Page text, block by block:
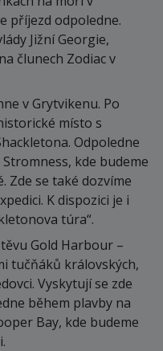
příjezd odpoledne.
Jižní Georgie,
člunech Zodiac v
v Grytvikenu. Po
místo s
Odpoledne
kde budeme
Zde se také dozvíme
K dispozici je i
túra“.
Gold Harbour –
tučňáků královských,
Vyskytují se zde
během plavby na
Bay, kde budeme